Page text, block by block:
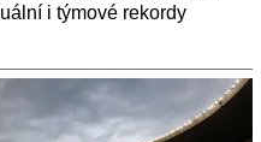
i týmové rekordy